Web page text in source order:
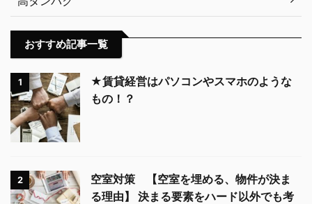
おすすめ記事一覧
1
★賃貸経営はパソコンやスマホのような
もの！？
2
空室対策 【空室を埋める、物件が決ま
る理由】 決まる要素をハード以外でも考